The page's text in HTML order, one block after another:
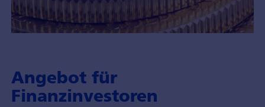
Angebot für
Finanzinvestoren